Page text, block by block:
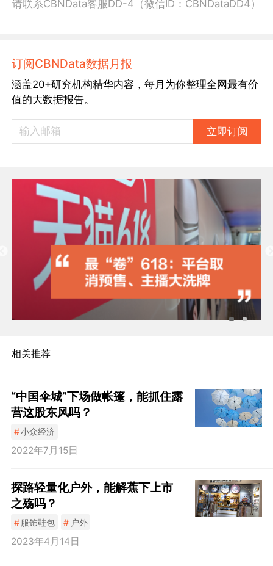
请联系CBNData客服DD-4（微信ID：CBNDataDD4）
订阅CBNData数据月报
涵盖20+研究机构精华内容，每月为你整理全网最有价
值的大数据报告。
立即订阅
相关推荐
“中国伞城”下场做帐篷，能抓住露
营这股东风吗？
#小众经济
2022年7月15日
探路轻量化户外，能解蕉下上市
之殇吗？
#服饰鞋包 # 户外
2023年4月14日